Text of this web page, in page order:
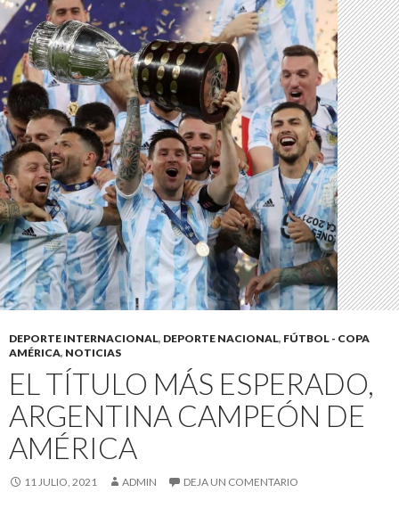
DEPORTE INTERNACIONAL, DEPORTE NACIONAL, FÚTBOL - COPA
AMÉRICA, NOTICIAS
EL TÍTULO MÁS ESPERADO,
ARGENTINA CAMPEÓN DE
AMÉRICA
11 JULIO, 2021 ADMIN DEJA UN COMENTARIO